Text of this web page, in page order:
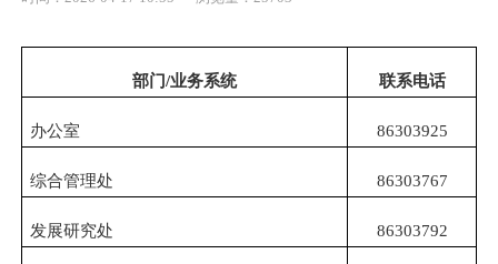
部门/业务系统 联系电话
办公室 86303925
综合管理处 86303767
发展研究处 86303792